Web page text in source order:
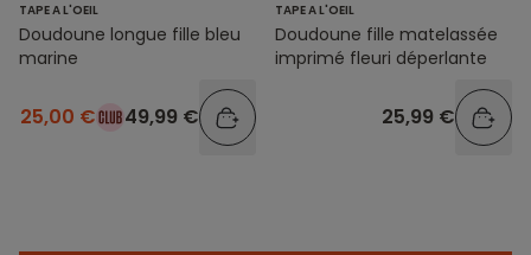
TAPE A L'OEIL
Doudoune longue fille bleu
marine
25,00 € 49,99 €
TAPE A L'OEIL
Doudoune fille matelassée
imprimé fleuri déperlante
25,99 €